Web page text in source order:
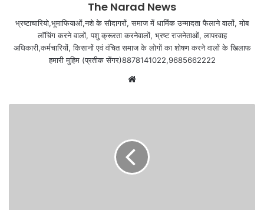
The Narad News
भ्रष्टाचारियो,भूमाफियाओं,नशे के सौदागरों, समाज में धार्मिक उन्मादता फैलाने वालों, मोब
लॉचिंग करने वालों, पशु क्रूरता करनेवालों, भ्रष्ट राजनेताओं, लापरवाह
अधिकारी,कर्मचारियों, किसानों एवं वंचित समाज के लोगों का शोषण करने वालों के खिलाफ
हमारी मुहिम (प्रतीक सेंगर)8878141022,9685662222
Website